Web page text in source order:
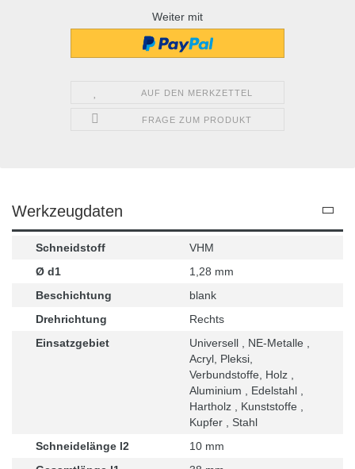
Weiter mit
AUF DEN MERKZETTEL
FRAGE ZUM PRODUKT
Werkzeugdaten
Schneidstoff
VHM
Ø d1
1,28 mm
Beschichtung
blank
Drehrichtung
Rechts
Einsatzgebiet
Universell , NE-Metalle ,
Acryl, Pleksi,
Verbundstoffe, Holz ,
Aluminium , Edelstahl ,
Hartholz , Kunststoffe ,
Kupfer , Stahl
Schneidelänge l2
10 mm